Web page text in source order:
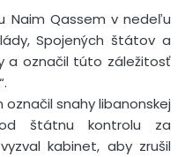
Naim Qassem v nedeľu
Spojených štátov a
a označil túto záležitosť
snahy libanonskej
štátnu kontrolu za
kabinet, aby zrušil